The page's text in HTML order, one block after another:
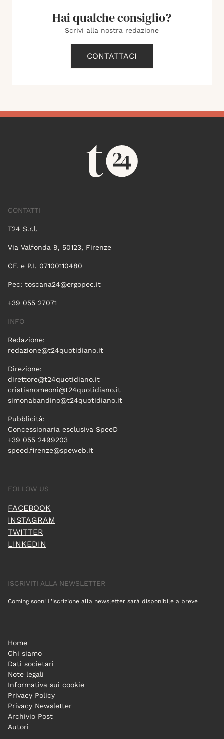
Hai qualche consiglio?
Scrivi alla nostra redazione
CONTATTACI
CONTATTI
T24 S.r.l.
Via Valfonda 9, 50123, Firenze
CF. e P.I. 07100110480
Pec: toscana24@ergopec.it
+39 055 27071
INFO
Redazione:
redazione@t24quotidiano.it
Direzione:
direttore@t24quotidiano.it
cristianomeoni@t24quotidiano.it
simonabandino@t24quotidiano.it
Pubblicità:
Concessionaria esclusiva SpeeD
+39 055 2499203
speed.firenze@speweb.it
FOLLOW US
FACEBOOK
INSTAGRAM
TWITTER
LINKEDIN
ISCRIVITI ALLA NEWSLETTER
Coming soon! L'iscrizione alla newsletter sarà disponibile a breve
Home
Chi siamo
Dati societari
Note legali
Informativa sui cookie
Privacy Policy
Privacy Newsletter
Archivio Post
Autori